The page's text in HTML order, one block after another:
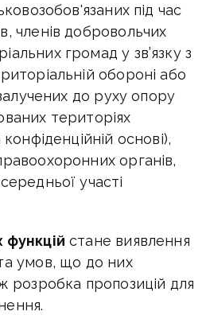
під час
членів добровольчих
громад у зв’язку з
обороні або
до руху опору
територіях
основі),
органів,
участі
стане виявлення
умов, що до них
розробка пропозицій для